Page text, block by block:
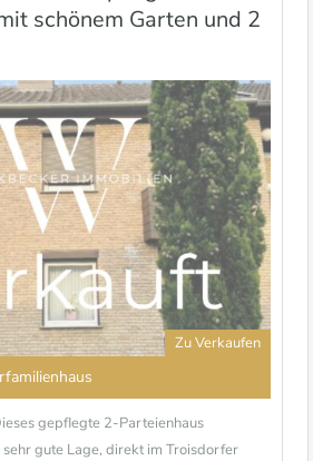
schönem Garten und 2
Zu Verkaufen
gepflegte 2-Parteienhaus
gute Lage, direkt im Troisdorfer